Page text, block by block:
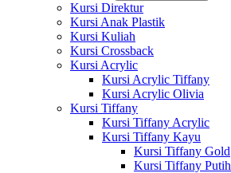
Kursi Direktur
Kursi Anak Plastik
Kursi Kuliah
Kursi Crossback
Kursi Acrylic
Kursi Acrylic Tiffany
Kursi Acrylic Olivia
Kursi Tiffany
Kursi Tiffany Acrylic
Kursi Tiffany Kayu
Kursi Tiffany Gold
Kursi Tiffany Putih